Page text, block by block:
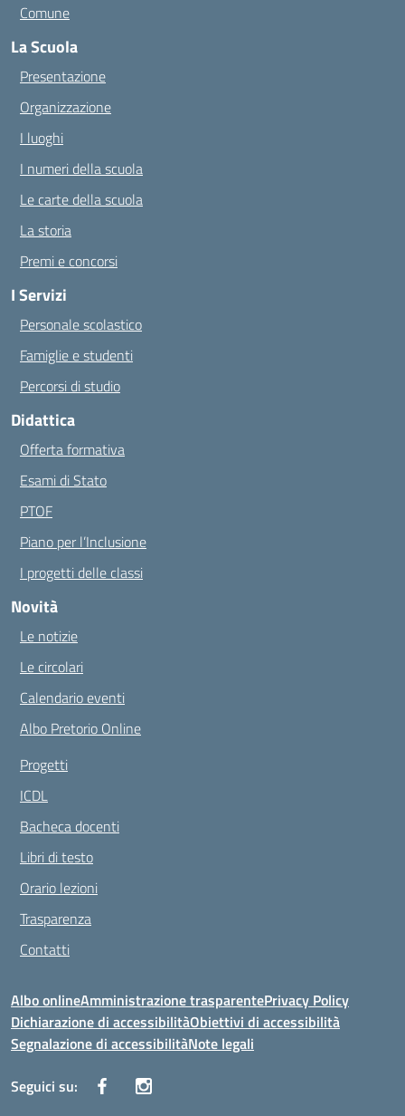
Comune
La Scuola
Presentazione
Organizzazione
I luoghi
I numeri della scuola
Le carte della scuola
La storia
Premi e concorsi
I Servizi
Personale scolastico
Famiglie e studenti
Percorsi di studio
Didattica
Offerta formativa
Esami di Stato
PTOF
Piano per l’Inclusione
I progetti delle classi
Novità
Le notizie
Le circolari
Calendario eventi
Albo Pretorio Online
Progetti
ICDL
Bacheca docenti
Libri di testo
Orario lezioni
Trasparenza
Contatti
Albo onlineAmministrazione trasparentePrivacy Policy
Dichiarazione di accessibilitàObiettivi di accessibilità
Segnalazione di accessibilitàNote legali
Seguici su: